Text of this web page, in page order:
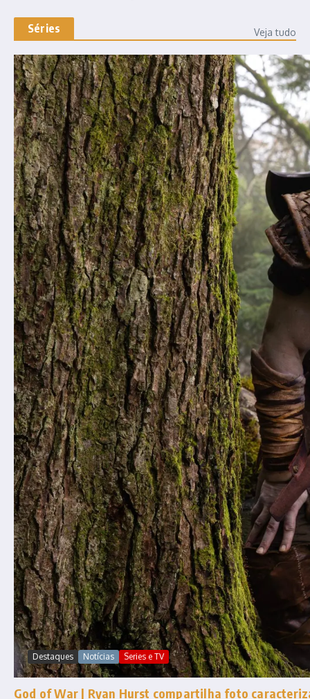
Séries Veja tudo
Destaques Notícias Series e TV
God of War | Ryan Hurst compartilha foto